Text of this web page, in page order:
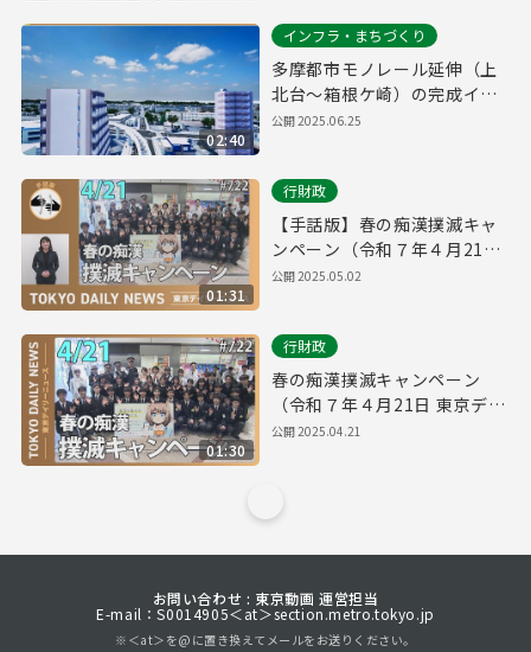
02:40
インフラ・まちづくり
多摩都市モノレール延伸（上
北台～箱根ケ崎）の完成イメ
ージ
公開2025.06.25
01:31
行財政
【手話版】春の痴漢撲滅キャ
ンペーン（令和７年４月21日
東京デイリーニュース
公開2025.05.02
01:30
行財政
春の痴漢撲滅キャンペーン
（令和７年４月21日 東京デイ
リーニュース No.722）
公開2025.04.21
お問い合わせ : 東京動画 運営担当
E-mail：S0014905＜at＞section.metro.tokyo.jp
※＜at＞を@に置き換えてメールをお送りください。